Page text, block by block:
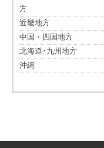
方
近畿地方
中国・四国地方
北海道･九州地方
沖縄